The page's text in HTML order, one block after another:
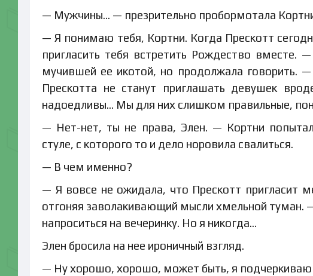
— Мужчины… — презрительно пробормотала
— Я понимаю тебя, Кортни. Когда Прескотт
пригласить тебя встретить Рождество вместе.
мучившей ее икотой, но продолжала говорить.
Прескотта не станут приглашать девушек
надоедливы… Мы для них слишком правильные,
— Нет-нет, ты не права, Элен. — Кортни
стуле, с которого то и дело норовила свалиться.
— В чем именно?
— Я вовсе не ожидала, что Прескотт пригласит
отгоняя заволакивающий мысли хмельной туман.
напроситься на вечеринку. Но я никогда…
Элен бросила на нее ироничный взгляд.
— Ну хорошо, хорошо, может быть, я